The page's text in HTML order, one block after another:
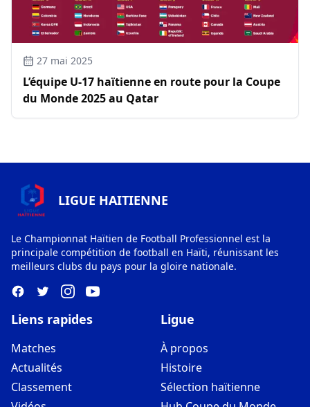
27 mai 2025
L’équipe U-17 haïtienne en route pour la Coupe
du Monde 2025 au Qatar
LIGUE HAITIENNE
Le Championnat Haïtien de Football Professionnel est la
principale compétition de football en Haïti, réunissant les
meilleurs clubs du pays pour la gloire nationale.
Liens rapides
Matches
Actualités
Classement
Ligue
À propos
Histoire
Sélection haïtienne